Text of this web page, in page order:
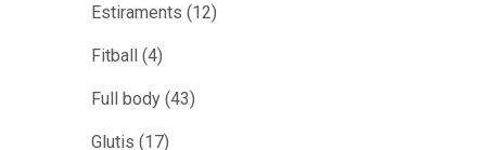
Estiraments (12)
Fitball (4)
Full body (43)
Glutis (17)